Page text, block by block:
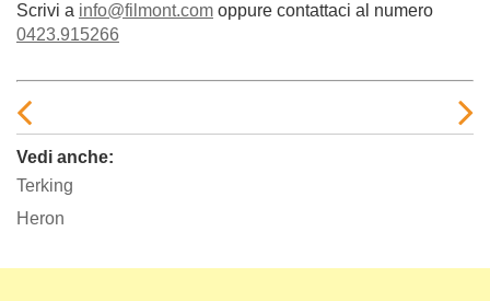
Scrivi a info@filmont.com oppure contattaci al numero
0423.915266
Vedi anche:
Terking
Heron